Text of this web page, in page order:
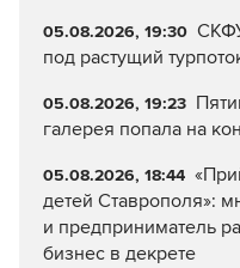
05.08.2026, 19:30
под растущий
05.08.2026, 19:23
галерея попала на
05.08.2026, 18:44
детей Ставрополя»:
и предприниматель
бизнес в декрете